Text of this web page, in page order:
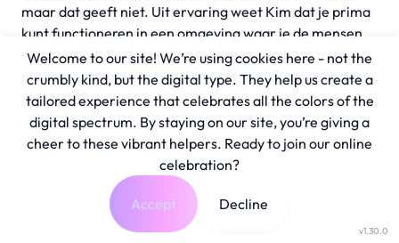
maar dat geeft niet. Uit ervaring weet Kim dat je prima
kunt functioneren in een omgeving waar je de mensen
niet begrijpt. En dat gunt ze iedereen; waarom zou je
proberen anderen te begrijpen als je zelf werkelijk geen
idee hebt?
v1.30.0
Welcome to our site! We’re using cookies here - not the
crumbly kind, but the digital type. They help us create a
tailored experience that celebrates all the colors of the
digital spectrum. By staying on our site, you’re giving a
cheer to these vibrant helpers. Ready to join our online
celebration?
Accept Decline